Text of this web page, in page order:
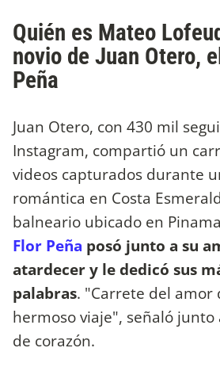
Quién es Mateo
novio de Juan Otero,
Peña
Juan Otero, con 430 mil
Instagram, compartió un
videos capturados durante
romántica en Costa
balneario ubicado en
Flor Peña posó junto a su
atardecer y le dedicó sus
palabras. "Carrete del amor
hermoso viaje", señaló junto
de corazón.